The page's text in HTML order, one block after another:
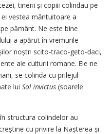
tinerii și copiii colindau pe
vestea mântuitoare a
pământ. Ne este bine
a apărut în vremurile
noștri scito-traco-geto-daci,
ale culturii romane. Ele ne
se colinda cu prilejul
lui Sol invictus (soarele
structura colindelor au
cu privire la Nașterea și